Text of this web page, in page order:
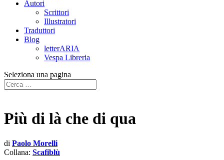
Autori
Scrittori
Illustratori
Traduttori
Blog
letterARIA
Vespa Libreria
Seleziona una pagina
Più di là che di qua
di Paolo Morelli
Collana: Scafiblù